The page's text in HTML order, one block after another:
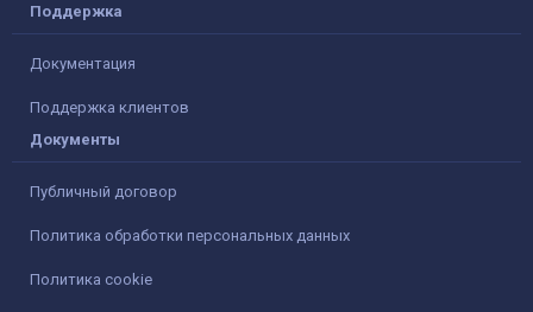
Поддержка
Документация
Поддержка клиентов
Документы
Публичный договор
Политика обработки персональных данных
Политика cookie